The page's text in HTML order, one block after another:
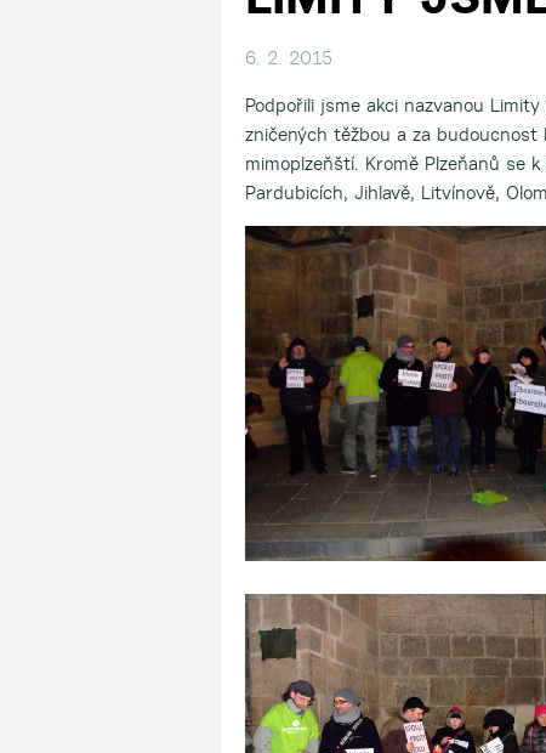
6. 2. 2015
Podpořili jsme akci nazvanou
zničených těžbou a za budoucnost
mimoplzeňští. Kromě Plzeňanů se
Pardubicích, Jihlavě, Litvínově,